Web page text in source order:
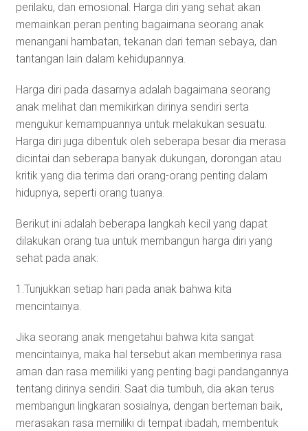
perilaku, dan emosional. Harga diri yang sehat akan
memainkan peran penting bagaimana seorang anak
menangani hambatan, tekanan dari teman sebaya, dan
tantangan lain dalam kehidupannya.
Harga diri pada dasarnya adalah bagaimana seorang
anak melihat dan memikirkan dirinya sendiri serta
mengukur kemampuannya untuk melakukan sesuatu.
Harga diri juga dibentuk oleh seberapa besar dia merasa
dicintai dan seberapa banyak dukungan, dorongan atau
kritik yang dia terima dari orang-orang penting dalam
hidupnya, seperti orang tuanya.
Berikut ini adalah beberapa langkah kecil yang dapat
dilakukan orang tua untuk membangun harga diri yang
sehat pada anak:
1.Tunjukkan setiap hari pada anak bahwa kita
mencintainya.
Jika seorang anak mengetahui bahwa kita sangat
mencintainya, maka hal tersebut akan memberinya rasa
aman dan rasa memiliki yang penting bagi pandangannya
tentang dirinya sendiri. Saat dia tumbuh, dia akan terus
membangun lingkaran sosialnya, dengan berteman baik,
merasakan rasa memiliki di tempat ibadah, membentuk